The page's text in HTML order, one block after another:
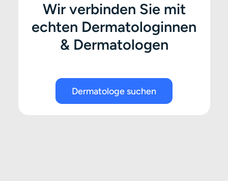
Wir verbinden Sie mit
echten Dermatologinnen
& Dermatologen
Dermatologe suchen